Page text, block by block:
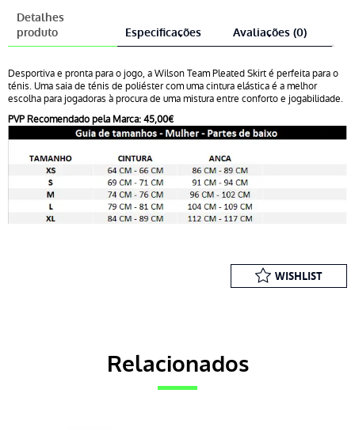
TEAM
Pleated
Skirt
Detalhes
produto
Especificações Avaliações (0)
Desportiva e pronta para o jogo, a Wilson Team Pleated Skirt é perfeita para o
ténis. Uma saia de ténis de poliéster com uma cintura elástica é a melhor
escolha para jogadoras à procura de uma mistura entre conforto e jogabilidade.
PVP Recomendado pela Marca: 45,00€
WISHLIST
Relacionados